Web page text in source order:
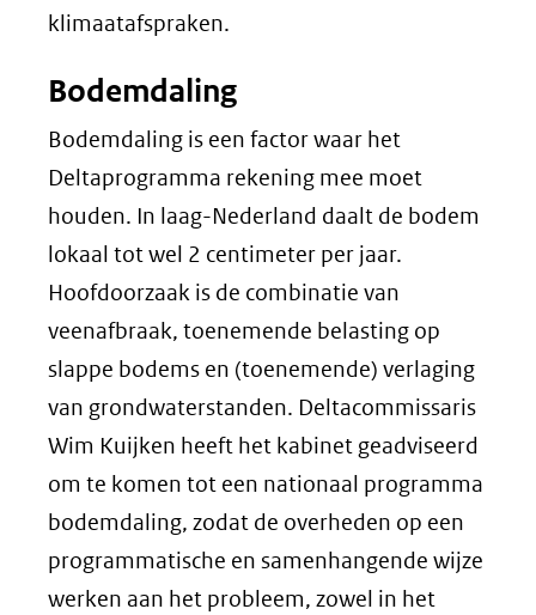
klimaatafspraken.
Bodemdaling
Bodemdaling is een factor waar het
Deltaprogramma rekening mee moet
houden. In laag-Nederland daalt de bodem
lokaal tot wel 2 centimeter per jaar.
Hoofdoorzaak is de combinatie van
veenafbraak, toenemende belasting op
slappe bodems en (toenemende) verlaging
van grondwaterstanden. Deltacommissaris
Wim Kuijken heeft het kabinet geadviseerd
om te komen tot een nationaal programma
bodemdaling, zodat de overheden op een
programmatische en samenhangende wijze
werken aan het probleem, zowel in het